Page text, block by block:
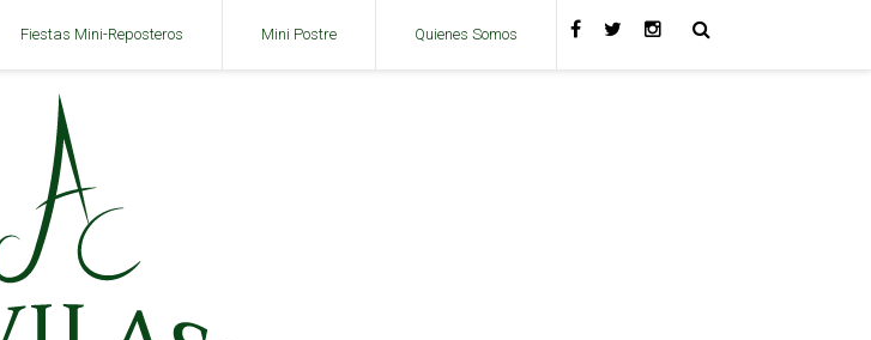
Fiestas Mini-Reposteros Mini Postre Quienes Somos